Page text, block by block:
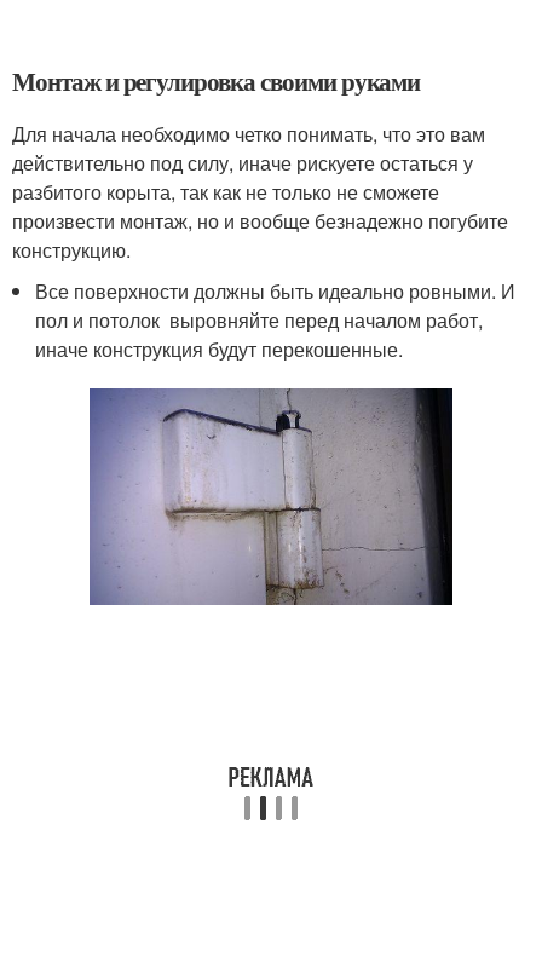
Монтаж и регулировка своими руками
Для начала необходимо четко понимать, что это вам
действительно под силу, иначе рискуете остаться у
разбитого корыта, так как не только не сможете
произвести монтаж, но и вообще безнадежно погубите
конструкцию.
Все поверхности должны быть идеально ровными. И
пол и потолок выровняйте перед началом работ,
иначе конструкция будут перекошенные.